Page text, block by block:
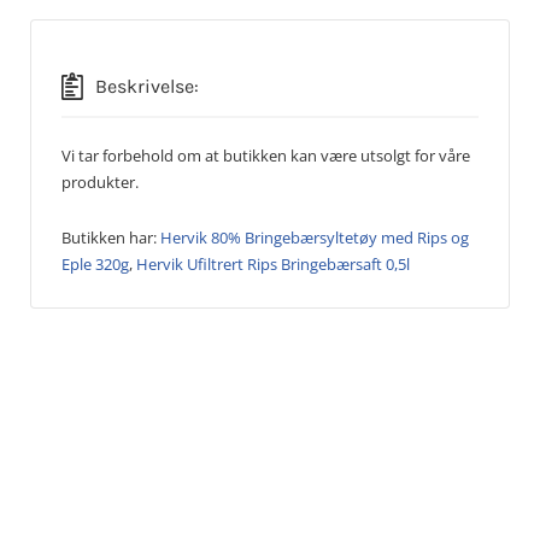
Beskrivelse:
Vi tar forbehold om at butikken kan være utsolgt for våre
produkter.
Butikken har: Hervik 80% Bringebærsyltetøy med Rips og
Eple 320g, Hervik Ufiltrert Rips Bringebærsaft 0,5l